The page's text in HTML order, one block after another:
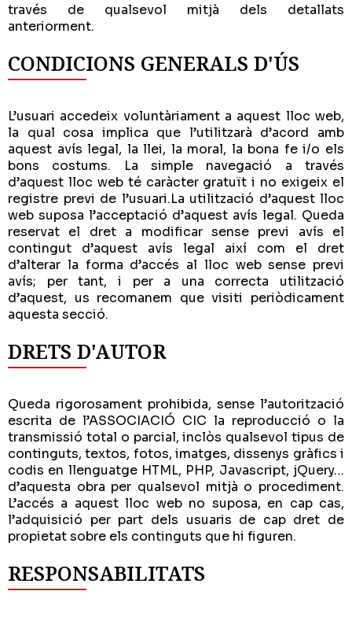
través de qualsevol mitjà dels detallats
anteriorment.
CONDICIONS GENERALS D'ÚS
L’usuari accedeix voluntàriament a aquest lloc web,
la qual cosa implica que l’utilitzarà d’acord amb
aquest avís legal, la llei, la moral, la bona fe i/o els
bons costums. La simple navegació a través
d’aquest lloc web té caràcter gratuït i no exigeix el
registre previ de l’usuari.La utilització d’aquest lloc
web suposa l’acceptació d’aquest avís legal. Queda
reservat el dret a modificar sense previ avís el
contingut d’aquest avís legal així com el dret
d’alterar la forma d’accés al lloc web sense previ
avís; per tant, i per a una correcta utilització
d’aquest, us recomanem que visiti periòdicament
aquesta secció.
DRETS D'AUTOR
Queda rigorosament prohibida, sense l’autorització
escrita de l’ASSOCIACIÓ CIC la reproducció o la
transmissió total o parcial, inclòs qualsevol tipus de
continguts, textos, fotos, imatges, dissenys gràfics i
codis en llenguatge HTML, PHP, Javascript, jQuery…
d’aquesta obra per qualsevol mitjà o procediment.
L’accés a aquest lloc web no suposa, en cap cas,
l’adquisició per part dels usuaris de cap dret de
propietat sobre els continguts que hi figuren.
RESPONSABILITATS